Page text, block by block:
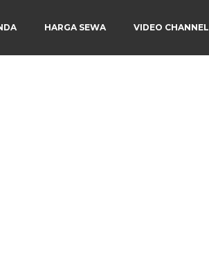
HARGA SEWA VIDEO CHANNEL